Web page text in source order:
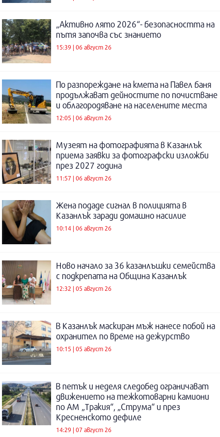
„Активно лято 2026“- безопасността на
пътя започва със знанието
15:39 | 06 август 26
По разпореждане на кмета на Павел баня
продължават дейностите по почистване
и облагородяване на населените места
12:05 | 06 август 26
Музеят на фотографията в Казанлък
приема заявки за фотографски изложби
през 2027 година
11:57 | 06 август 26
Жена подаде сигнал в полицията в
Казанлък заради домашно насилие
10:14 | 06 август 26
Ново начало за 36 казанлъшки семейства
с подкрепата на Община Казанлък
12:32 | 05 август 26
В Казанлък маскиран мъж нанесе побой на
охранител по време на дежурство
10:15 | 05 август 26
В петък и неделя следобед ограничават
движението на тежкотоварни камиони
по АМ „Тракия“, „Струма“ и през
Кресненското дефиле
14:29 | 07 август 26